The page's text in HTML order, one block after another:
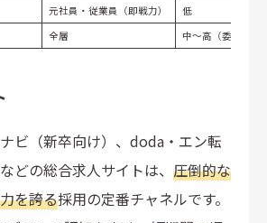
元社員・従業員（即戦力）
低
全層 中〜高（委託費）
ビ（新卒向け）、doda・エン転
どの総合求人サイトは、 圧倒的な
を誇る採用の定番チャネルです。